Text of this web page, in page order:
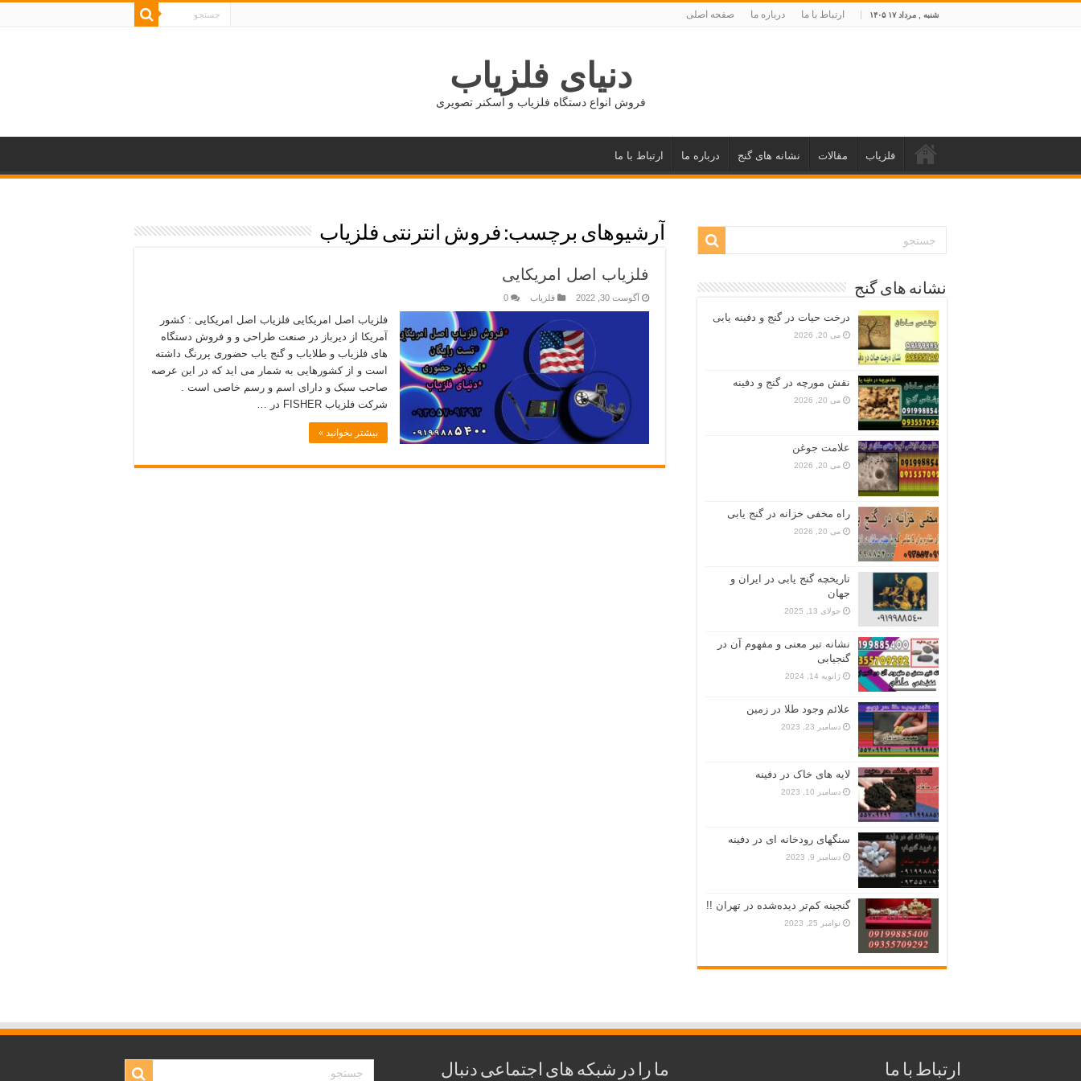
شنبه , مرداد ۱۷ ۱۴۰۵ ارتباط با ما درباره ما صفحه اصلی
دنیای فلزیاب
فروش انواع دستگاه فلزیاب و اسکنر تصویری
فلزیاب مقالات نشانه های گنج درباره ما ارتباط با ما
آرشیوهای برچسب: فروش انترنتی فلزیاب
فلزیاب اصل امریکایی
آگوست 30, 2022 فلزیاب 0
فلزیاب اصل امریکایی فلزیاب اصل امریکایی : کشور
آمریکا از دیرباز در صنعت طراحی و و فروش دستگاه
های فلزیاب و طلایاب و گنج یاب حضوری پررنگ داشته
است و از کشورهایی به شمار می اید که در این عرصه
صاحب سبک و دارای اسم و رسم خاصی است .
شرکت فلزیاب FISHER در …
بیشتر بخوانید »
نشانه های گنج
درخت حیات در گنج و دفینه یابی
می 20, 2026
نقش مورچه در گنج و دفینه
می 20, 2026
علامت جوغن
می 20, 2026
راه مخفی خزانه در گنج یابی
می 20, 2026
تاریخچه گنج‌ یابی در ایران و
جهان
جولای 13, 2025
نشانه تبر معنی و مفهوم آن در
گنجیابی
ژانویه 14, 2024
علائم وجود طلا در زمین
دسامبر 23, 2023
لایه های خاک در دفینه
دسامبر 10, 2023
سنگهای رودخانه ای در دفینه
دسامبر 9, 2023
گنجینه کم‌تر دیده‌شده در تهران !!
نوامبر 25, 2023
ارتباط با ما ما را در شبکه های اجتماعی دنبال